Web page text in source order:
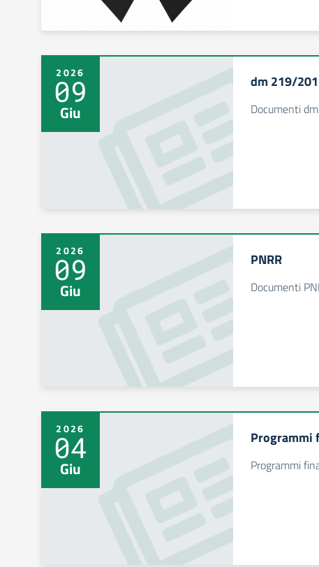
2026
09
Giu
dm 219/
Documenti
2026
09
Giu
PNRR
Documenti
2026
04
Giu
Programmi
Programmi